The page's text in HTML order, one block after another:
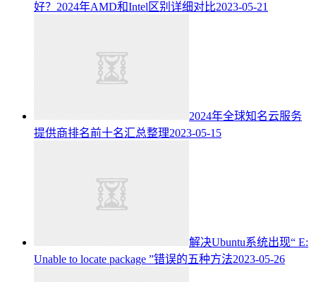
好？2024年AMD和Intel区别详细对比2023-05-21
2024年全球知名云服务
提供商排名前十名汇总整理2023-05-15
解决Ubuntu系统出现“ E:
Unable to locate package ”错误的五种方法2023-05-26